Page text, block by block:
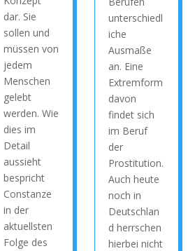
dar. Sie
sollen und
müssen von
jedem
Menschen
gelebt
werden. Wie
dies im
Detail
aussieht
bespricht
Constanze
in der
aktuellsten
Folge des
unterschiedl
iche
Ausmaße
an. Eine
Extremform
davon
findet sich
im Beruf
der
Prostitution.
Auch heute
noch in
Deutschlan
d herrschen
hierbei nicht